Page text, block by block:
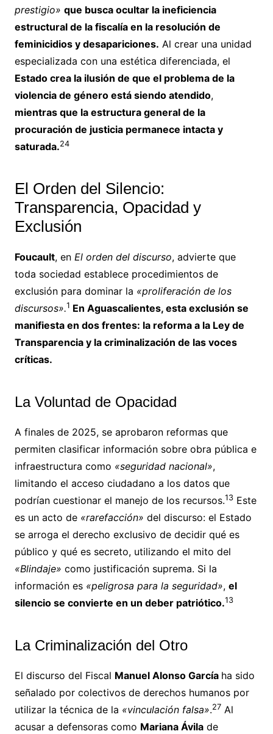
prestigio» que busca ocultar la ineficiencia
estructural de la fiscalía en la resolución de
feminicidios y desapariciones. Al crear una unidad
especializada con una estética diferenciada, el
Estado crea la ilusión de que el problema de la
violencia de género está siendo atendido,
mientras que la estructura general de la
procuración de justicia permanece intacta y
saturada.24
El Orden del Silencio:
Transparencia, Opacidad y
Exclusión
Foucault, en El orden del discurso, advierte que
toda sociedad establece procedimientos de
exclusión para dominar la «proliferación de los
discursos».1 En Aguascalientes, esta exclusión se
manifiesta en dos frentes: la reforma a la Ley de
Transparencia y la criminalización de las voces
críticas.
La Voluntad de Opacidad
A finales de 2025, se aprobaron reformas que
permiten clasificar información sobre obra pública e
infraestructura como «seguridad nacional»,
limitando el acceso ciudadano a los datos que
podrían cuestionar el manejo de los recursos.13Este
es un acto de «rarefacción» del discurso: el Estado
se arroga el derecho exclusivo de decidir qué es
público y qué es secreto, utilizando el mito del
«Blindaje» como justificación suprema. Si la
información es «peligrosa para la seguridad», el
silencio se convierte en un deber patriótico.13
La Criminalización del Otro
El discurso del Fiscal Manuel Alonso García ha sido
señalado por colectivos de derechos humanos por
utilizar la técnica de la «vinculación falsa».27 Al
acusar a defensoras como Mariana Ávilade